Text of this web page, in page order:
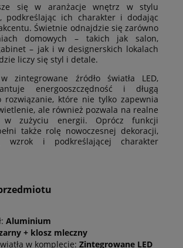
się w aranżacje wnętrz w stylu
podkreślając ich charakter i dodając
Świetnie odnajdzie się zarówno
domowych – takich jak salon,
– jak i w designerskich lokalach
liczy się styl i detale.
zintegrowane źródło światła LED,
energooszczędność i długą
rozwiązanie, które nie tylko zapewnia
ale również pozwala na realne
w zużyciu energii. Oprócz funkcji
także rolę nowoczesnej dekoracji,
wzrok i podkreślającej charakter
Aluminium
+ klosz mleczny
w komplecie: Zintegrowane LED